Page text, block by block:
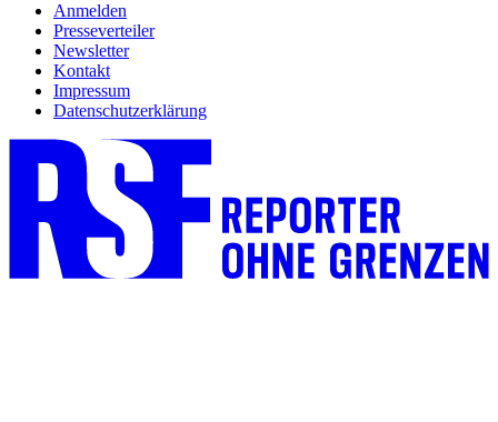
Anmelden
Presseverteiler
Newsletter
Kontakt
Impressum
Datenschutzerklärung